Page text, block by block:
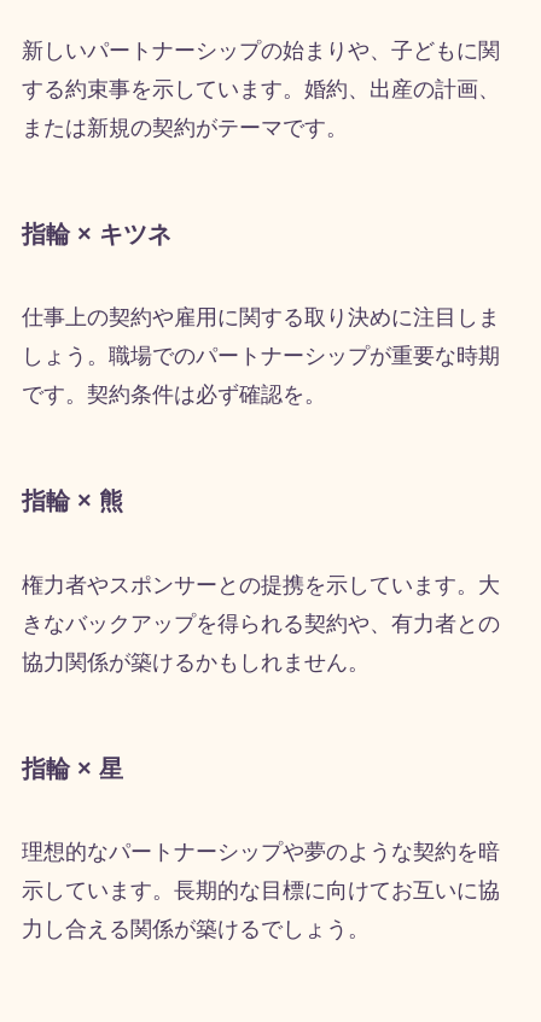
新しいパートナーシップの始まりや、子どもに関
する約束事を示しています。婚約、出産の計画、
または新規の契約がテーマです。
指輪 × キツネ
仕事上の契約や雇用に関する取り決めに注目しま
しょう。職場でのパートナーシップが重要な時期
です。契約条件は必ず確認を。
指輪 × 熊
権力者やスポンサーとの提携を示しています。大
きなバックアップを得られる契約や、有力者との
協力関係が築けるかもしれません。
指輪 × 星
理想的なパートナーシップや夢のような契約を暗
示しています。長期的な目標に向けてお互いに協
力し合える関係が築けるでしょう。